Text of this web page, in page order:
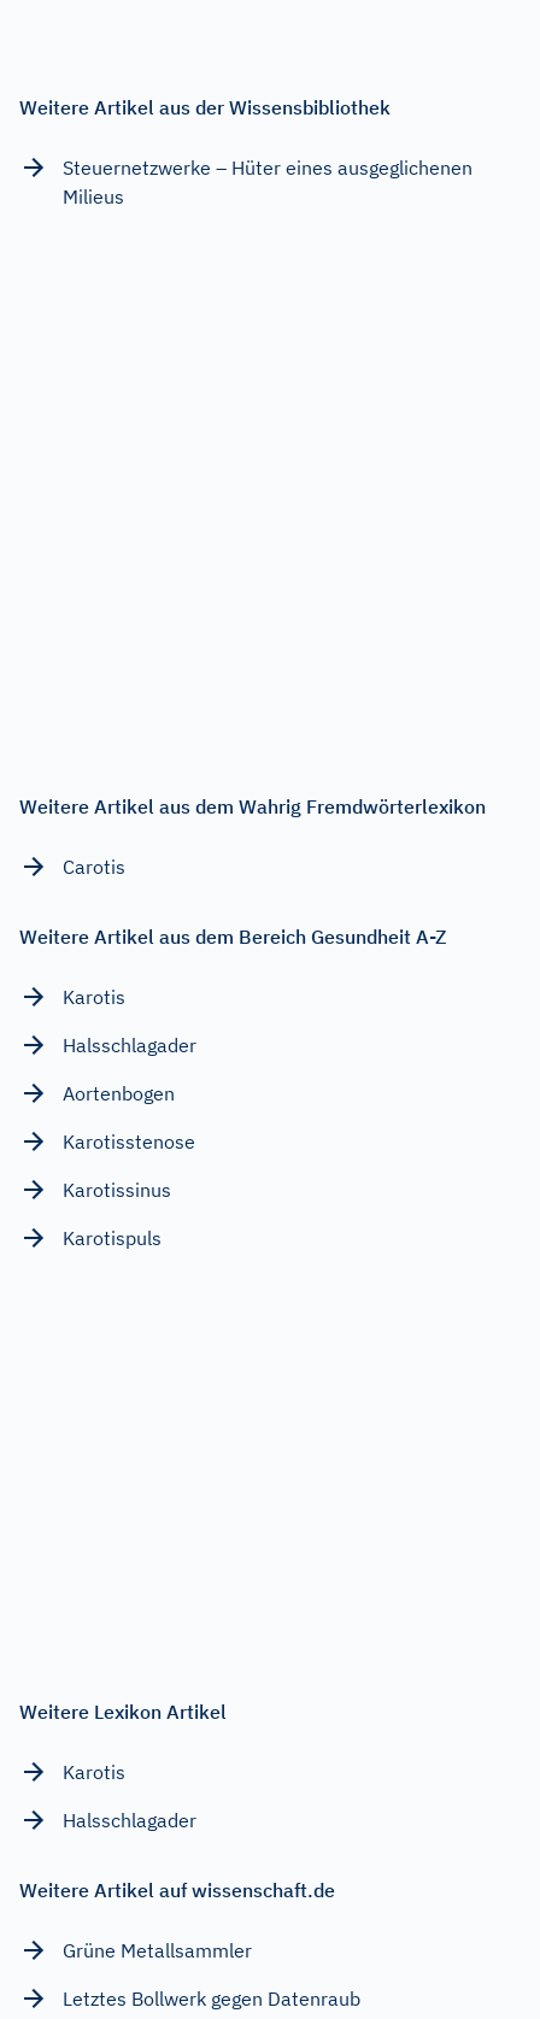
Weitere Artikel aus der Wissensbibliothek
Steuernetzwerke – Hüter eines ausgeglichenen
Milieus
Weitere Artikel aus dem Wahrig Fremdwörterlexikon
Carotis
Weitere Artikel aus dem Bereich Gesundheit A-Z
Karotis
Halsschlagader
Aortenbogen
Karotisstenose
Karotissinus
Karotispuls
Weitere Lexikon Artikel
Karotis
Halsschlagader
Weitere Artikel auf wissenschaft.de
Grüne Metallsammler
Letztes Bollwerk gegen Datenraub